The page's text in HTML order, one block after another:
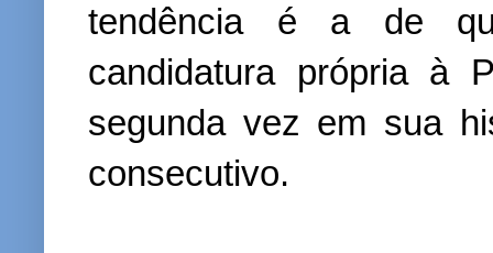
tendência é a de
candidatura própria à
segunda vez em sua
consecutivo.